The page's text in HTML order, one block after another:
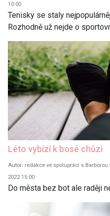
10:00
Tenisky se staly
Rozhodně už nejde o
Léto vybízí k bosé chůzi
Autor: redakce ve spolupráci s
2022 15:00
Do města bez bot ale raději